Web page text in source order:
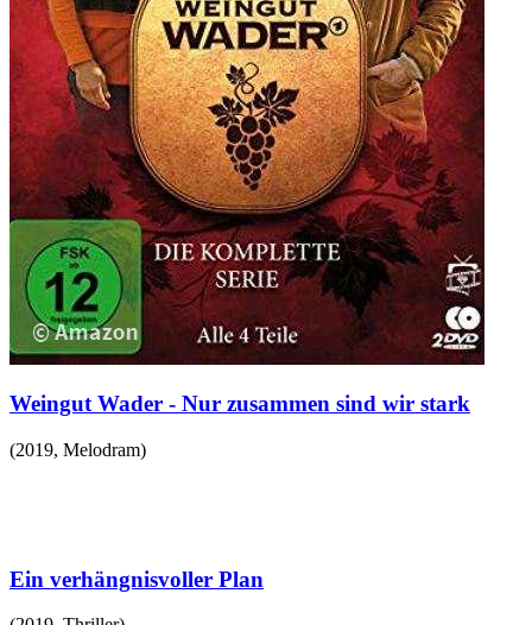
Weingut Wader - Nur zusammen sind wir stark
(2019, Melodram)
Ein verhängnisvoller Plan